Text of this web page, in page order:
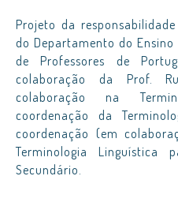
Projeto da
do Departamento do
de Professores de
colaboração da Prof.
colaboração na
coordenação da
coordenação (em
Terminologia Linguística
Secundário.